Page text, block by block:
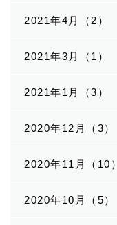
2021年4月（2）
2021年3月（1）
2021年1月（3）
2020年12月（3）
2020年11月（10）
2020年10月（5）